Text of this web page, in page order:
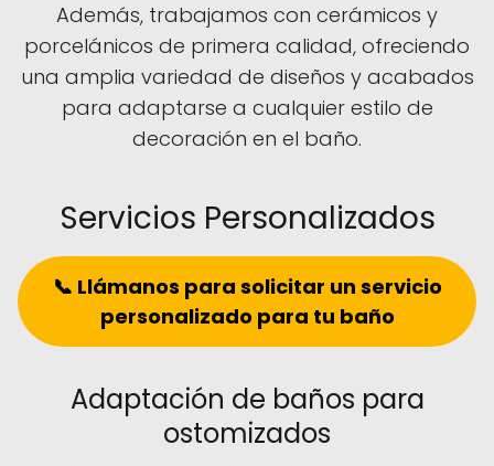
Además, trabajamos con cerámicos y
porcelánicos de primera calidad, ofreciendo
una amplia variedad de diseños y acabados
para adaptarse a cualquier estilo de
decoración en el baño.
Servicios Personalizados
📞 Llámanos para solicitar un servicio
personalizado para tu baño
Adaptación de baños para
ostomizados